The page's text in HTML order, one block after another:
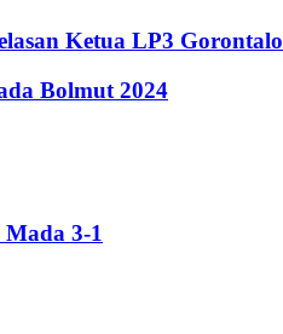
Ketua LP3 Gorontalo
Bolmut 2024
3-1